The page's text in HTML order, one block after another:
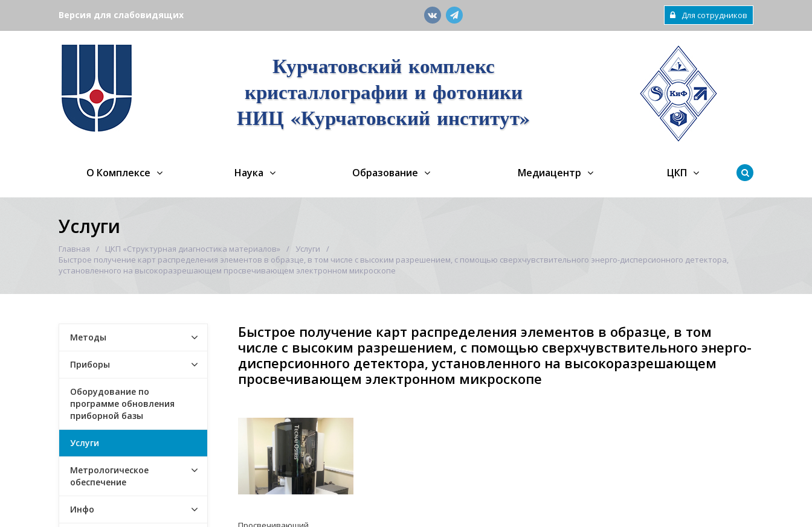
Версия для слабовидящих Для сотрудников
Курчатовский комплекс
кристаллографии и фотоники
НИЦ «Курчатовский институт»
О Комплексе Наука Образование Медиацентр ЦКП
Услуги
Главная ЦКП «Структурная диагностика материалов»
Услуги
Быстрое получение карт распределения элементов в образце, в том числе с высоким разрешением, с помощью сверхчувствительного энерго-дисперсионного детектора,
установленного на высокоразрешающем просвечивающем электронном микроскопе
Быстрое получение карт распределения элементов в образце, в том
числе с высоким разрешением, с помощью сверхчувствительного энерго-
дисперсионного детектора, установленного на высокоразрешающем
просвечивающем электронном микроскопе
Методы
Приборы
Оборудование по
программе обновления
приборной базы
Услуги
Метрологическое
обеспечение
Инфо